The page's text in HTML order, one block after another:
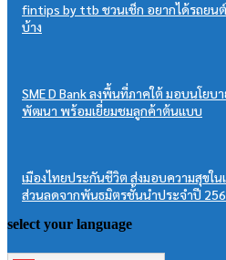
fintips by ttb ชวนเช็ก อยากได้รถยน
บ้าง
SME D Bank ลงพื้นที่ภาคใต้ มอบนโยบ
พัฒนา พร้อมเยี่ยมชมลูกค้าต้นแบบ
เมืองไทยประกันชีวิต ส่งมอบความสุขใ
ส่วนลดจากพันธมิตรชั้นนำประจำปี
select your language